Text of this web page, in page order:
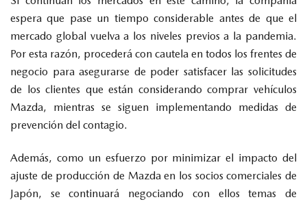
espera que pase un tiempo considerable antes de que el
mercado global vuelva a los niveles previos a la pandemia.
Por esta razón, procederá con cautela en todos los frentes de
negocio para asegurarse de poder satisfacer las solicitudes
de los clientes que están considerando comprar vehículos
Mazda, mientras se siguen implementando medidas de
prevención del contagio.
Además, como un esfuerzo por minimizar el impacto del
ajuste de producción de Mazda en los socios comerciales de
Japón, se continuará negociando con ellos temas de